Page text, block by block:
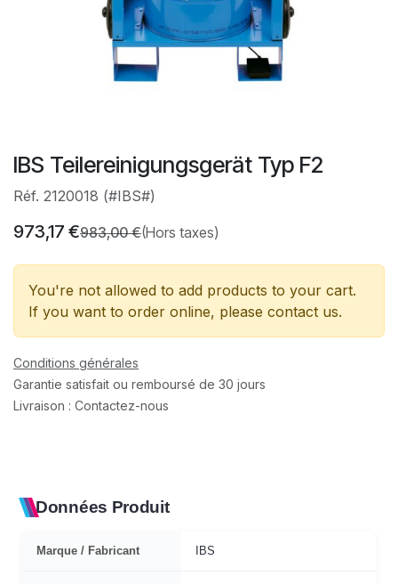
IBS Teilereinigungsgerät Typ F2
Réf. 2120018 (#IBS#)
973,17 €983,00€(Hors taxes)
You're not allowed to add products to your cart.
If you want to order online, please contact us.
Conditions générales
Garantie satisfait ou remboursé de 30 jours
Livraison : Contactez-nous
Données Produit
Marque / Fabricant IBS